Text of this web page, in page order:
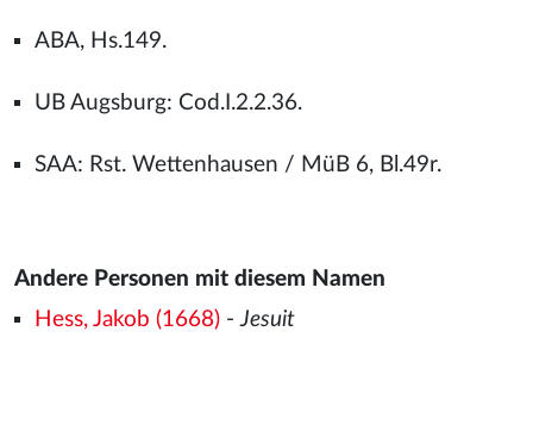
ABA, Hs.149.
UB Augsburg: Cod.I.2.2.36.
SAA: Rst. Wettenhausen / MüB 6, Bl.49r.
Andere Personen mit diesem Namen
Hess, Jakob (1668)-Jesuit